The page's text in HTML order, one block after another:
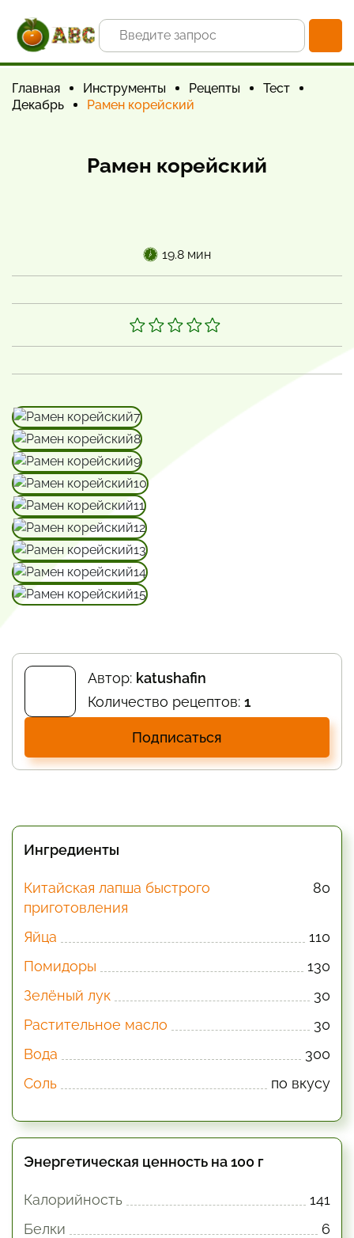
Главная Инструменты Рецепты
Тест
Декабрь
Рамен корейский
Рамен корейский
19.8 мин
Автор: katushafin
Количество рецептов: 1
Подписаться
Ингредиенты
Китайская лапша быстрого
приготовления
80
Яйца
110
Помидоры
130
Зелёный лук
30
Растительное масло
30
Вода
300
Соль
по вкусу
Энергетическая ценность на 100 г
Калорийность
141
Белки
6